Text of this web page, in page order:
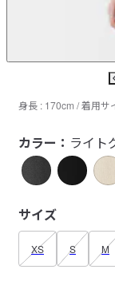
身長 : 170cm / 着用サ
カラー： ライト
サイズ
XS S M